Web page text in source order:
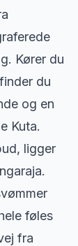
Kører du
du
og en
Kuta.
ligger
føles
fra